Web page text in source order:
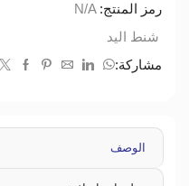
رمز المنتج: N/A
شنط اليد
مشاركة:
الوصف